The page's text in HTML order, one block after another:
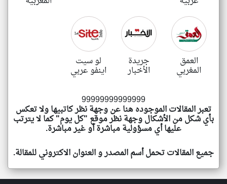
العمق
المغربي
جريدة
الأخبار
لو سيت
اينفو عربي
99999999999999
تعبر المقالات الموجوده هنا عن وجهة نظر كاتبيها ولا تعكس
بأي شكل من الأشكال وجهة نظر موقع "كل يوم" كما لا يترتب
عليها أي مسؤولية مباشرة أو غير مباشرة.
جميع المقالات تحمل أسم المصدر و العنوان الاكتروني للمقالة.